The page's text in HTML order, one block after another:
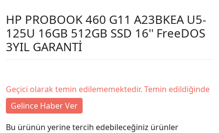
HP PROBOOK 460 G11 A23BKEA U5-
125U 16GB 512GB SSD 16'' FreeDOS
3YIL GARANTİ
Geçici olarak temin edilememektedir. Temin edildiğinde
Gelince Haber Ver
Bu ürünün yerine tercih edebileceğiniz ürünler